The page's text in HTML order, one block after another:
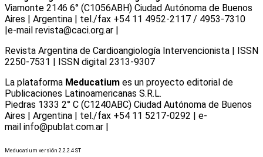
Viamonte 2146 6° (C1056ABH) Ciudad Autónoma de Buenos
Aires | Argentina | tel./fax +54 11 4952-2117 / 4953-7310
|e-mail revista@caci.org.ar |
Revista Argentina de Cardioangiologí­a Intervencionista | ISSN
2250-7531 | ISSN digital 2313-9307
La plataforma Meducatium es un proyecto editorial de
Publicaciones Latinoamericanas S.R.L.
Piedras 1333 2° C (C1240ABC) Ciudad Autónoma de Buenos
Aires | Argentina | tel./fax +54 11 5217-0292 | e-
mail info@publat.com.ar |
Meducatium versión 2.2.2.4 ST